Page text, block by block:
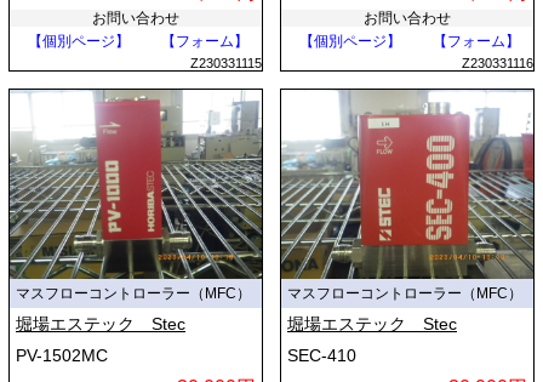
お問い合わせ
【個別ページ】
【フォーム】
Z230331115
お問い合わせ
【個別ページ】
【フォーム】
Z230331116
マスフローコントローラー（MFC）
堀場エステック Stec
PV-1502MC
マスフローコントローラー（MFC）
堀場エステック Stec
SEC-410